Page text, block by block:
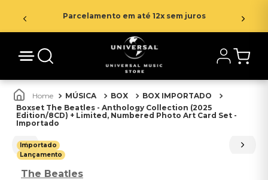
Parcelamento em até 12x sem juros
MÚSICA BOX
BOX IMPORTADO
Boxset The Beatles - Anthology Collection (2025
Edition/8CD) + Limited, Numbered Photo Art Card Set -
Importado
Importado
Lançamento
The Beatles